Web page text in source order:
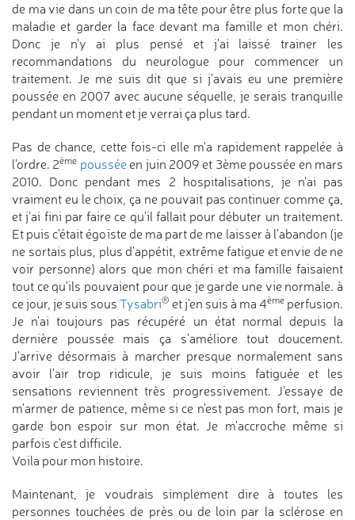
de ma vie dans un coin de ma tête pour être plus forte que la
maladie et garder la face devant ma famille et mon chéri.
Donc je n'y ai plus pensé et j'ai laissé trainer les
recommandations du neurologue pour commencer un
traitement. Je me suis dit que si j'avais eu une première
poussée en 2007 avec aucune séquelle, je serais tranquille
pendant un moment et je verrai ça plus tard.
Pas de chance, cette fois-ci elle m'a rapidement rappelée à
l'ordre. 2ème pousséeen juin 2009 et 3ème poussée en mars
2010. Donc pendant mes 2 hospitalisations, je n'ai pas
vraiment eu le choix, ça ne pouvait pas continuer comme ça,
et j'ai fini par faire ce qu'il fallait pour débuter un traitement.
Et puis c'était égoïste de ma part de me laisser à l'abandon (je
ne sortais plus, plus d'appétit, extrême fatigue et envie de ne
voir personne) alors que mon chéri et ma famille faisaient
tout ce qu'ils pouvaient pour que je garde une vie normale. à
ce jour, je suis sousTysabri® et j'en suis à ma 4èmeperfusion.
Je n'ai toujours pas récupéré un état normal depuis la
dernière poussée mais ça s'améliore tout doucement.
J'arrive désormais à marcher presque normalement sans
avoir l'air trop ridicule, je suis moins fatiguée et les
sensations reviennent très progressivement. J'essaye de
m'armer de patience, même si ce n'est pas mon fort, mais je
garde bon espoir sur mon état. Je m'accroche même si
parfois c'est difficile.
Voila pour mon histoire.
Maintenant, je voudrais simplement dire à toutes les
personnes touchées de près ou de loin par la sclérose en